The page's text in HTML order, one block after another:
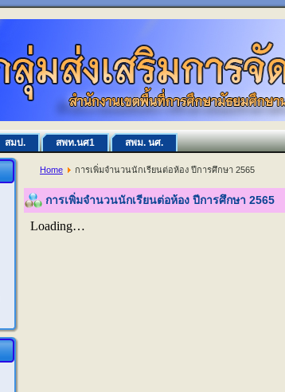
สมป. สพท.นศ1 สพม. นศ.
Home การเพิ่มจำนวนนักเรียนต่อห้อง ปีการศึกษา 2565
การเพิ่มจำนวนนักเรียนต่อห้อง ปีการศึกษา 2565